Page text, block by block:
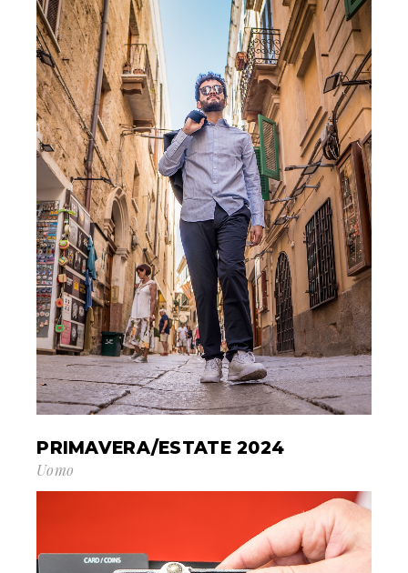
PRIMAVERA/ESTATE 2024
Uomo